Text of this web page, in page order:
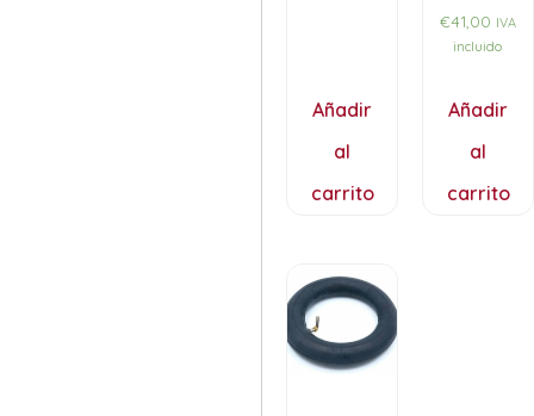
Añadir
al
carrito
€41,00 IVA
incluido
Añadir
al
carrito